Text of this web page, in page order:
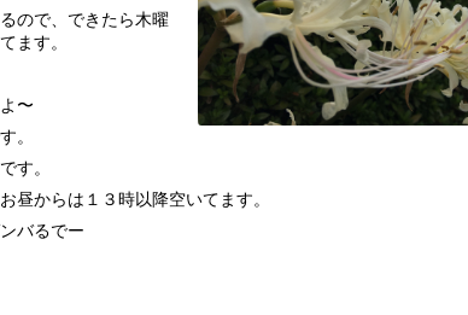
ので、できたら木曜
ます。
〜
。
す。
昼からは１３時以降空いてます。
バるでー